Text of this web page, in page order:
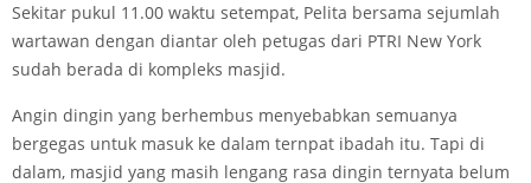
Sekitar pukul 11.00 waktu setempat, Pelita bersama sejumlah
wartawan dengan diantar oleh petugas dari PTRI New York
sudah berada di kompleks masjid.
Angin dingin yang berhembus menyebabkan semuanya
bergegas untuk masuk ke dalam ternpat ibadah itu. Tapi di
dalam, masjid yang masih lengang rasa dingin ternyata belum